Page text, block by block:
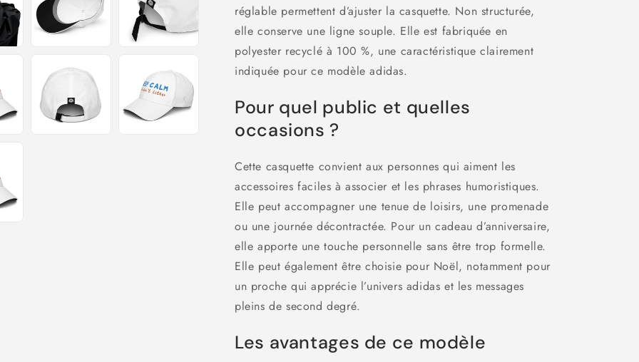
réglable permettent d’ajuster la casquette. Non structurée,
elle conserve une ligne souple. Elle est fabriquée en
polyester recyclé à 100 %, une caractéristique clairement
indiquée pour ce modèle adidas.
Pour quel public et quelles
occasions ?
Cette casquette convient aux personnes qui aiment les
accessoires faciles à associer et les phrases humoristiques.
Elle peut accompagner une tenue de loisirs, une promenade
ou une journée décontractée. Pour un cadeau d’anniversaire,
elle apporte une touche personnelle sans être trop formelle.
Elle peut également être choisie pour Noël, notamment pour
un proche qui apprécie l’univers adidas et les messages
pleins de second degré.
Les avantages de ce modèle